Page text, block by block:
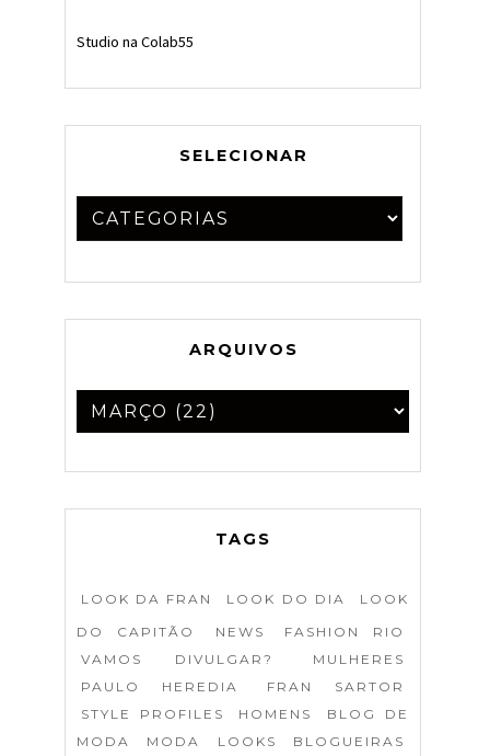
Studio na Colab55
SELECIONAR
ARQUIVOS
TAGS
LOOK DA FRAN LOOK DO DIA
LOOK
DO CAPITÃO
NEWS
FASHION RIO
VAMOS DIVULGAR?
MULHERES
PAULO HEREDIA
FRAN SARTOR
STYLE PROFILES
HOMENS
BLOG DE
MODA
MODA LOOKS
BLOGUEIRAS